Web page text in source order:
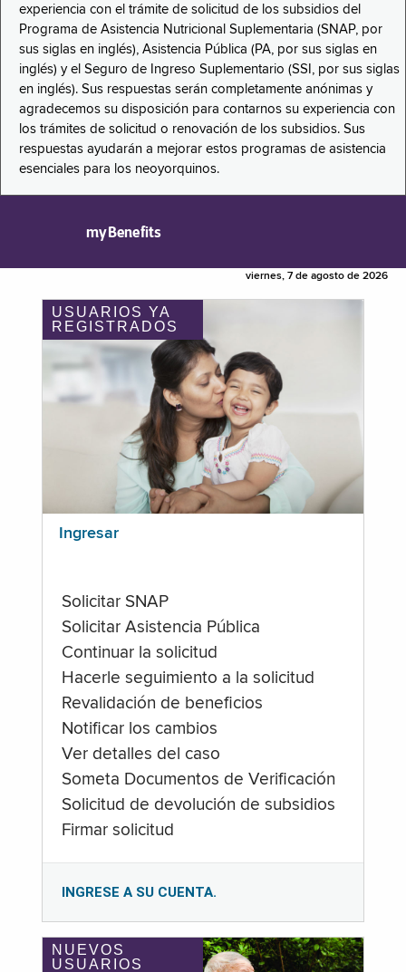
experiencia con el trámite de solicitud de los subsidios del
Programa de Asistencia Nutricional Suplementaria (SNAP, por
sus siglas en inglés), Asistencia Pública (PA, por sus siglas en
inglés) y el Seguro de Ingreso Suplementario (SSI, por sus siglas
en inglés). Sus respuestas serán completamente anónimas y
agradecemos su disposición para contarnos su experiencia con
los trámites de solicitud o renovación de los subsidios. Sus
respuestas ayudarán a mejorar estos programas de asistencia
esenciales para los neoyorquinos.
myBenefits
viernes, 7 de agosto de 2026
USUARIOS YA
REGISTRADOS
Ingresar
Solicitar SNAP
Solicitar Asistencia Pública
Continuar la solicitud
Hacerle seguimiento a la solicitud
Revalidación de beneficios
Notificar los cambios
Ver detalles del caso
Someta Documentos de Verificación
Solicitud de devolución de subsidios
Firmar solicitud
INGRESE A SU CUENTA.
NUEVOS
USUARIOS